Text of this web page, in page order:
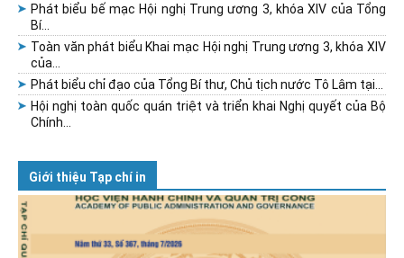
Phát biểu bế mạc Hội nghị Trung ương 3, khóa XIV của Tổng
Bí...
Toàn văn phát biểu Khai mạc Hội nghị Trung ương 3, khóa XIV
của...
Phát biểu chỉ đạo của Tổng Bí thư, Chủ tịch nước Tô Lâm tại...
Hội nghị toàn quốc quán triệt và triển khai Nghị quyết của Bộ
Chính...
Giới thiệu Tạp chí in